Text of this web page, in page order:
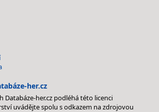
her.cz
Databáze-her.cz podléhá této licenci
uvádějte spolu s odkazem na zdrojovou